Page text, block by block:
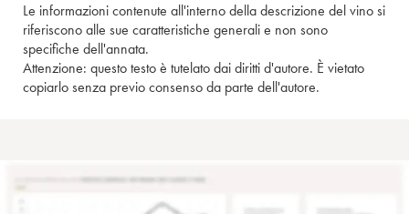
Le informazioni contenute all'interno della descrizione del vino si
riferiscono alle sue caratteristiche generali e non sono
specifiche dell'annata.
Attenzione: questo testo è tutelato dai diritti d'autore. È vietato
copiarlo senza previo consenso da parte dell'autore.